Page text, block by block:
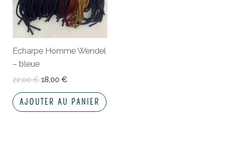
Echarpe Homme Wendel
– bleue
22,00€ 18,00€
AJOUTER AU PANIER